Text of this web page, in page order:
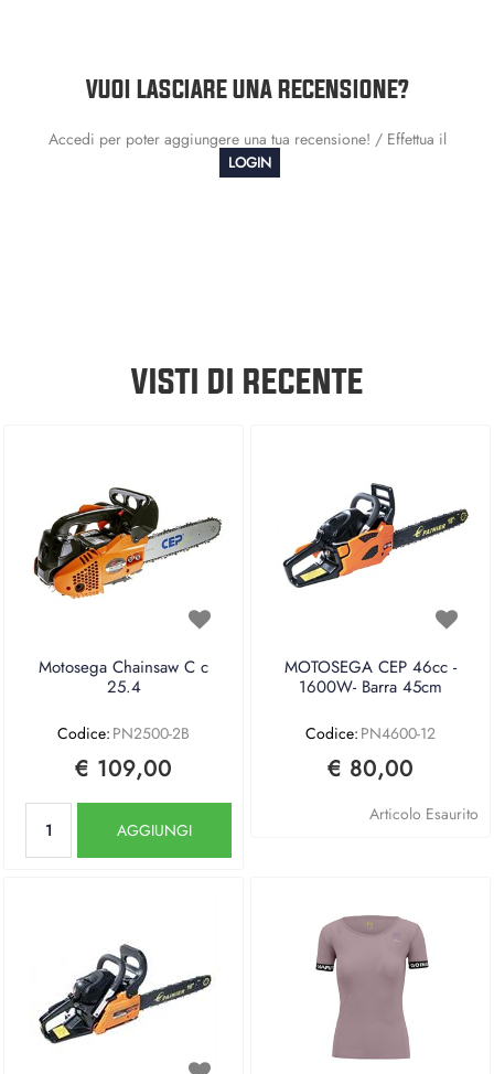
VUOI LASCIARE UNA RECENSIONE?
Accedi per poter aggiungere una tua recensione! / Effettua il
LOGIN
VISTI DI RECENTE
Motosega Chainsaw C c
25.4
Codice: PN2500-2B
€ 109,00
AGGIUNGI
MOTOSEGA CEP 46cc -
1600W- Barra 45cm
Codice: PN4600-12
€ 80,00
Articolo Esaurito